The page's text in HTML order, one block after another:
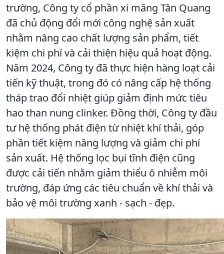
trường, Công ty cổ phần xi măng Tân Quang
đã chủ động đổi mới công nghệ sản xuất
nhằm nâng cao chất lượng sản phẩm, tiết
kiệm chi phí và cải thiện hiệu quả hoạt động.
Năm 2024, Công ty đã thực hiện hàng loạt cải
tiến kỹ thuật, trong đó có nâng cấp hệ thống
tháp trao đổi nhiệt giúp giảm định mức tiêu
hao than nung clinker. Đồng thời, Công ty đầu
tư hệ thống phát điện từ nhiệt khí thải, góp
phần tiết kiệm năng lượng và giảm chi phí
sản xuất. Hệ thống lọc bụi tĩnh điện cũng
được cải tiến nhằm giảm thiểu ô nhiễm môi
trường, đáp ứng các tiêu chuẩn về khí thải và
bảo vệ môi trường xanh - sạch - đẹp.